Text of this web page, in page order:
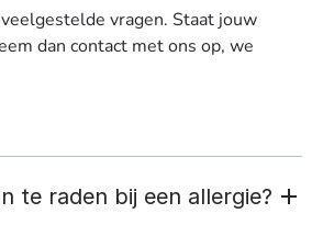
vragen. Staat jouw
dan contact met ons op, we
te raden bij een allergie?